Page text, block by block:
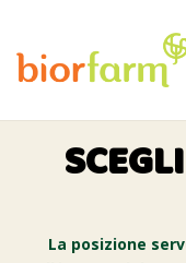
La posizione